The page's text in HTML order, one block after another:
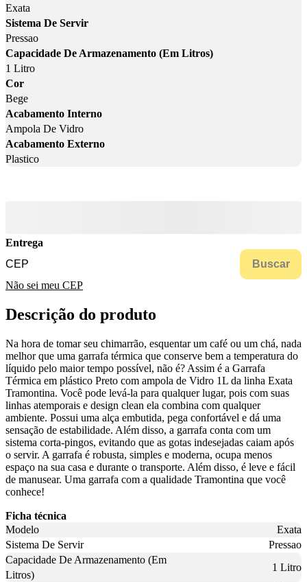
Exata
Sistema De Servir
Pressao
Capacidade De Armazenamento (Em Litros)
1 Litro
Cor
Bege
Acabamento Interno
Ampola De Vidro
Acabamento Externo
Plastico
Entrega
Buscar
Não sei meu CEP
Descrição do produto
Na hora de tomar seu chimarrão, esquentar um café ou um chá, nada
melhor que uma garrafa térmica que conserve bem a temperatura do
líquido pelo maior tempo possível, não é? Assim é a Garrafa
Térmica em plástico Preto com ampola de Vidro 1L da linha Exata
Tramontina. Você pode levá-la para qualquer lugar, pois com suas
linhas atemporais e design clean ela combina com qualquer
ambiente. Possui uma alça embutida, pega confortável e dá uma
sensação de estabilidade. Além disso, a garrafa conta com um
sistema corta-pingos, evitando que as gotas indesejadas caiam após
o servir. A garrafa é robusta, simples e moderna, ocupa menos
espaço na sua casa e durante o transporte. Além disso, é leve e fácil
de manusear. Uma garrafa com a qualidade Tramontina que você
conhece!
Ficha técnica
Modelo
Exata
Sistema De Servir
Pressao
Capacidade De Armazenamento (Em
Litros)
1 Litro